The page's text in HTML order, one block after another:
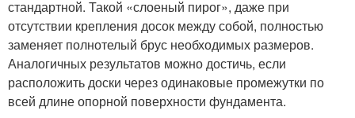
стандартной. Такой «слоеный пирог», даже при
отсутствии крепления досок между собой, полностью
заменяет полнотелый брус необходимых размеров.
Аналогичных результатов можно достичь, если
расположить доски через одинаковые промежутки по
всей длине опорной поверхности фундамента.